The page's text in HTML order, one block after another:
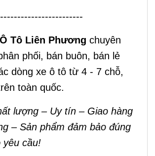
Tô Liên Phương chuyên
phối, bán buôn, bán lẻ
dòng xe ô tô từ 4 - 7 chỗ,
toàn quốc.
lượng – Uy tín – Giao hàng
– Sản phẩm đảm bảo đúng
yêu cầu!